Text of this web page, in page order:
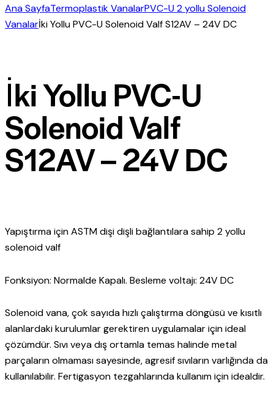
Ana SayfaTermoplastik VanalarPVC-U 2 yollu Solenoid
Vanalarİki Yollu PVC-U Solenoid Valf S12AV – 24V DC
İki Yollu PVC-U
Solenoid Valf
S12AV – 24V DC
Yapıştırma için ASTM dişi dişli bağlantılara sahip 2 yollu
solenoid valf
Fonksiyon: Normalde Kapalı. Besleme voltajı: 24V DC
Solenoid vana, çok sayıda hızlı çalıştırma döngüsü ve kısıtlı
alanlardaki kurulumlar gerektiren uygulamalar için ideal
çözümdür. Sıvı veya dış ortamla temas halinde metal
parçaların olmaması sayesinde, agresif sıvıların varlığında da
kullanılabilir. Fertigasyon tezgahlarında kullanım için idealdir.